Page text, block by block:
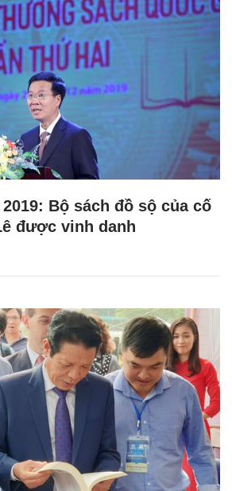
Bộ sách đồ sộ của cố
được vinh danh